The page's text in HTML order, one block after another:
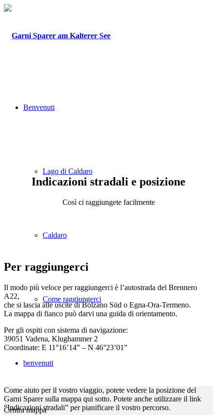
Benvenuti
Lago di Caldaro
Caldaro
Come raggiungerci
benvenuti
Indicazioni stradali e posizione
Così ci raggiungete facilmente
Per raggiungerci
Il modo più veloce per raggiungerci è l’autostrada del Brennero
A22,
che si lascia alle uscite di Bolzano Süd o Egna-Ora-Termeno.
La mappa di fianco può darvi una guida di orientamento.
Per gli ospiti con sistema di navigazione:
39051 Vadena, Klughammer 2
Coordinate: E 11°16’14” – N 46°23’01”
Come aiuto per il vostro viaggio, potete vedere la posizione del
Garni Sparer sulla mappa qui sotto. Potete anche utilizzare il link
“Indicazioni stradali” per pianificare il vostro percorso.
Centra mappa